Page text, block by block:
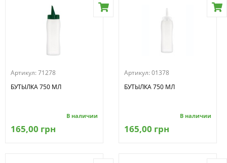
Артикул: 71278
БУТЫЛКА 750 МЛ
В наличии
165,00 грн
Артикул: 01378
БУТЫЛКА 750 МЛ
В наличии
165,00 грн